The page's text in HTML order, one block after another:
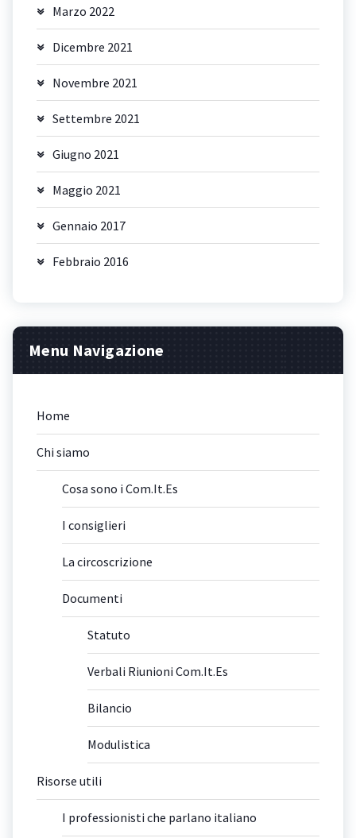
Marzo 2022
Dicembre 2021
Novembre 2021
Settembre 2021
Giugno 2021
Maggio 2021
Gennaio 2017
Febbraio 2016
Menu Navigazione
Home
Chi siamo
Cosa sono i Com.It.Es
I consiglieri
La circoscrizione
Documenti
Statuto
Verbali Riunioni Com.It.Es
Bilancio
Modulistica
Risorse utili
I professionisti che parlano italiano